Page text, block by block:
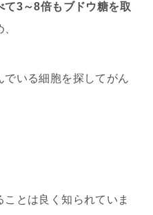
て3～8倍もブドウ糖を取
いる細胞を探してがん
とは良く知られていま